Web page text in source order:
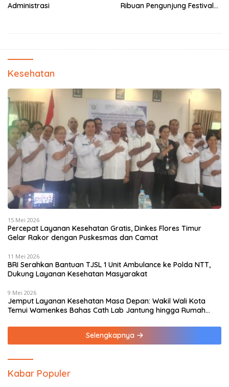
Administrasi
Ribuan Pengunjung Festival
Kesehatan
15 Mei 2026
Percepat Layanan Kesehatan Gratis, Dinkes Flores Timur
Gelar Rakor dengan Puskesmas dan Camat
11 Mei 2026
BRI Serahkan Bantuan TJSL 1 Unit Ambulance ke Polda NTT,
Dukung Layanan Kesehatan Masyarakat
9 Mei 2026
Jemput Layanan Kesehatan Masa Depan: Wakil Wali Kota
Temui Wamenkes Bahas Cath Lab Jantung hingga Rumah
Selengkapnya
Kabar Populer